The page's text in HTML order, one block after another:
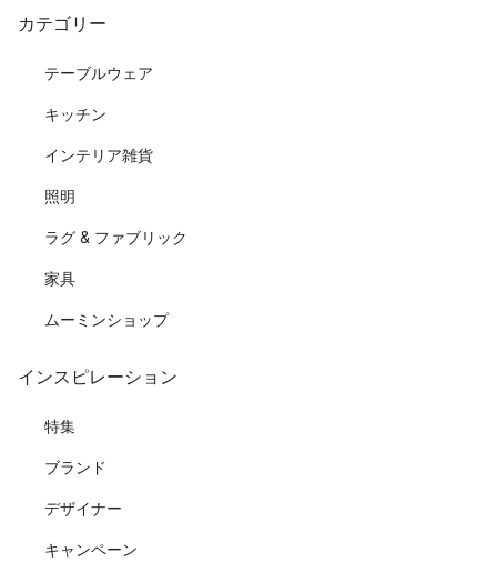
カテゴリー
テーブルウェア
キッチン
インテリア雑貨
照明
ラグ & ファブリック
家具
ムーミンショップ
インスピレーション
特集
ブランド
デザイナー
キャンペーン